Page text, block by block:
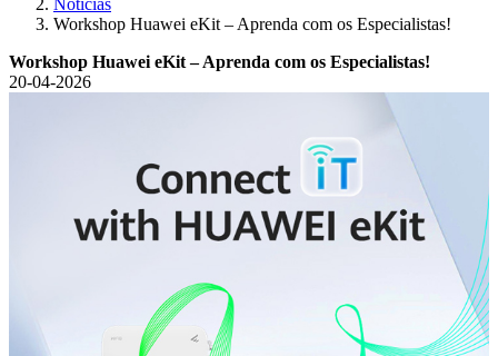
Notícias
Workshop Huawei eKit – Aprenda com os Especialistas!
Workshop Huawei eKit – Aprenda com os Especialistas!
20-04-2026